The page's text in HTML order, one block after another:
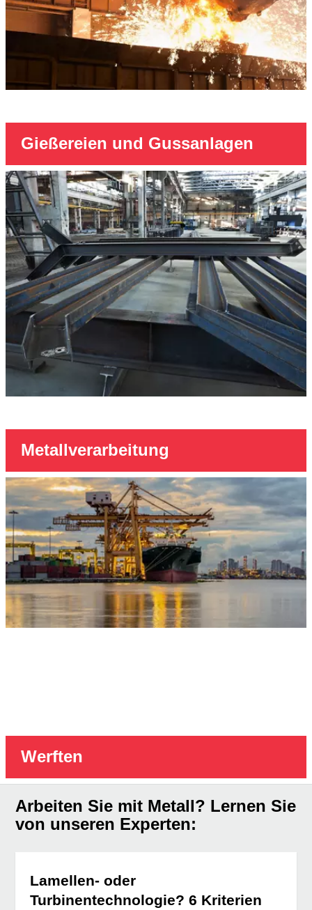
Gießereien und Gussanlagen
Metallverarbeitung
Werften
Arbeiten Sie mit Metall? Lernen Sie
von unseren Experten:
Lamellen- oder
Turbinentechnologie? 6 Kriterien